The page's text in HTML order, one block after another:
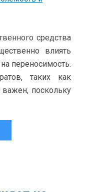
средства
влиять
переносимость.
таких как
важен, поскольку